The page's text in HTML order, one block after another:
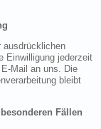
ausdrücklichen
Einwilligung jederzeit
Mail an uns. Die
bleibt
Fällen